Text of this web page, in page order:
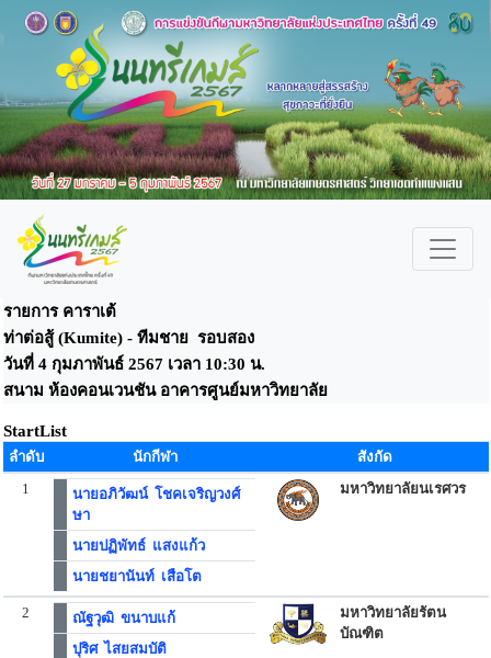
รายการ คาราเต้
ท่าต่อสู้ (Kumite) - ทีมชาย รอบสอง
วันที่ 4 กุมภาพันธ์ 2567 เวลา 10:30 น.
สนาม ห้องคอนเวนชัน อาคารศูนย์มหาวิทยาลัย
StartList
ลำดับ นักกีฬา
สังกัด
1
นายอภิวัฒน์ โชคเจริญวงศ์
ษา
นายปฏิพัทธ์ แสงแก้ว
นายชยานันท์ เสือโต
มหาวิทยาลัยนเรศวร
2
ณัฐวุฒิ ขนาบแก้
ปุริศ ไสยสมบัติ
มหาวิทยาลัยรัตน
บัณฑิต